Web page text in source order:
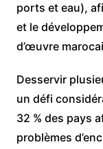
ports et eau),
et le
d’œuvre
Desservir
un défi
32 % des pays
problèmes